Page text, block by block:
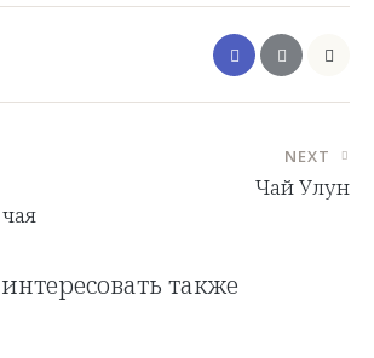
NEXT
Чай Улун
также